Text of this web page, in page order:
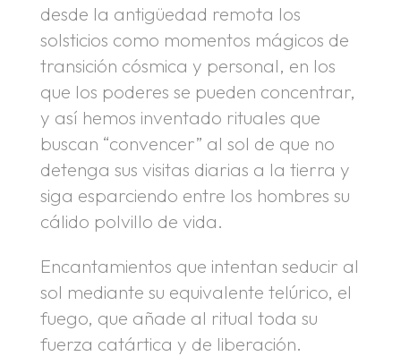
desde la antigüedad remota los
solsticios como momentos mágicos de
transición cósmica y personal, en los
que los poderes se pueden concentrar,
y así hemos inventado rituales que
buscan “convencer” al sol de que no
detenga sus visitas diarias a la tierra y
siga esparciendo entre los hombres su
cálido polvillo de vida.
Encantamientos que intentan seducir al
sol mediante su equivalente telúrico, el
fuego, que añade al ritual toda su
fuerza catártica y de liberación.